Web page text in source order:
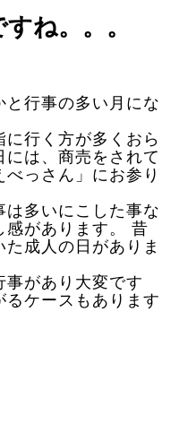
ね。。。
と行事の多い月にな
行く方が多くおら
は、商売をされて
っさん」にお参り
は多いにこした事な
感があります。 昔
成人の日がありま
事があり大変です
るケースもあります